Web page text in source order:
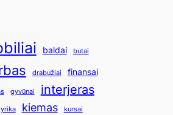
baldai butai
drabužiai finansai
gyvūnai interjeras
kiemas kursai